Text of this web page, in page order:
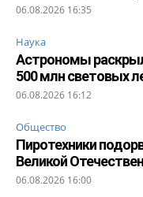
06.08.2026 16:35
Наука
Астрономы
500 млн световых
06.08.2026 16:12
Общество
Пиротехники
Великой
06.08.2026 16:00